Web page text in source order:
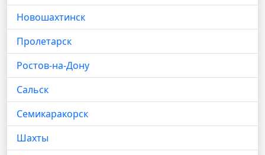
Новошахтинск
Пролетарск
Ростов-на-Дону
Сальск
Семикаракорск
Шахты